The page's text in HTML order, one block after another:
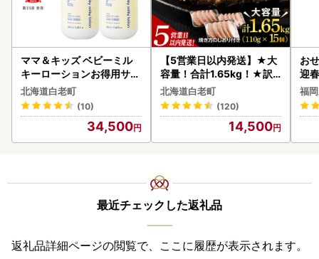
ママ＆キッズ ベビーミル
キーローションお得用サイ
ズ 380ml 2本セット CH21
0
北海道白老町
(10)
34,500
【5営業日以内発送】★大
容量！合計1.65kg！★訳
あり・牛の里ビーフハンバ
ーグ(110ｇ5枚入）×3 AG
058
北海道白老町
(120)
14,500
お
迎
福
最近チェックした返礼品
返礼品詳細ページの閲覧で、ここに履歴が表示されます。